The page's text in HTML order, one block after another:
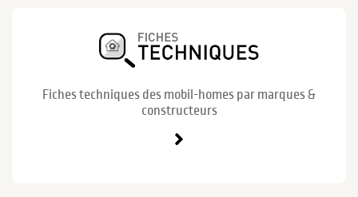
Fiches techniques des mobil-homes par marques &
constructeurs